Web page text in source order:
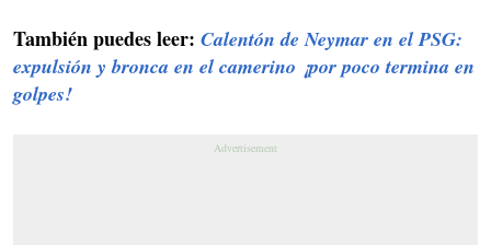
También puedes leer: Calentón de Neymar en el PSG:
expulsión y bronca en el camerino ¡por poco termina en
golpes!